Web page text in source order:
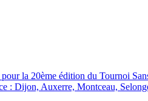
la 20ème édition du Tournoi
: Dijon, Auxerre, Montceau,